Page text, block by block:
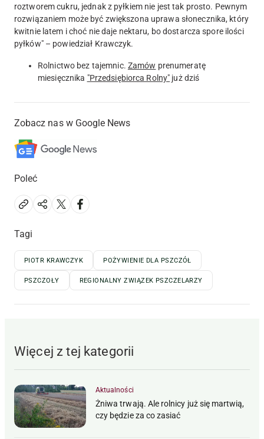
roztworem cukru, jednak z pyłkiem nie jest tak prosto. Pewnym
rozwiązaniem może być zwiększona uprawa słonecznika, który
kwitnie latem i choć nie daje nektaru, bo dostarcza spore ilości
pyłków" – powiedział Krawczyk.
Rolnictwo bez tajemnic. Zamów prenumeratę
miesięcznika "Przedsiębiorca Rolny" już dziś
Zobacz nas w Google News
Poleć
Tagi
PIOTR KRAWCZYK POŻYWIENIE DLA PSZCZÓŁ
PSZCZOŁY REGIONALNY ZWIĄZEK PSZCZELARZY
Więcej z tej kategorii
Aktualności
Żniwa trwają. Ale rolnicy już się martwią,
czy będzie za co zasiać